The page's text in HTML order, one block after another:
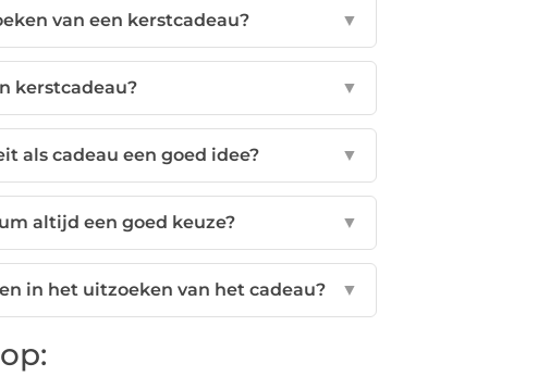
van een kerstcadeau? ▼
kerstcadeau? ▼
als cadeau een goed idee? ▼
altijd een goed keuze? ▼
in het uitzoeken van het cadeau? ▼